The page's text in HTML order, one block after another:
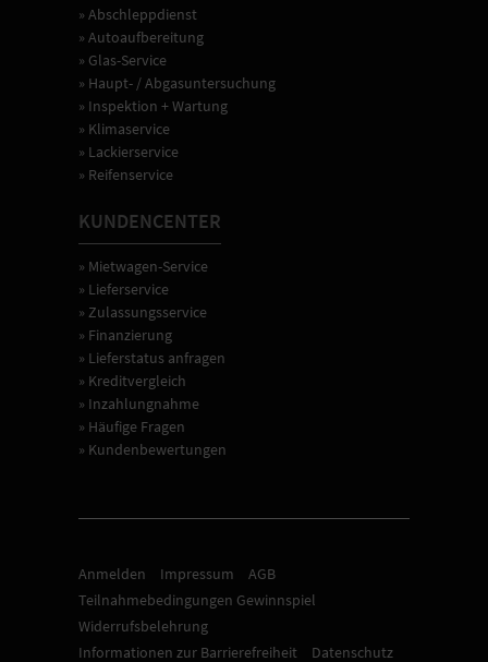
» Abschleppdienst
» Autoaufbereitung
» Glas-Service
» Haupt- / Abgasuntersuchung
» Inspektion + Wartung
» Klimaservice
» Lackierservice
» Reifenservice
KUNDENCENTER
» Mietwagen-Service
» Lieferservice
» Zulassungsservice
» Finanzierung
» Lieferstatus anfragen
» Kreditvergleich
» Inzahlungnahme
» Häufige Fragen
» Kundenbewertungen
Anmelden Impressum
AGB
Teilnahmebedingungen Gewinnspiel
Widerrufsbelehrung
Informationen zur Barrierefreiheit
Datenschutz